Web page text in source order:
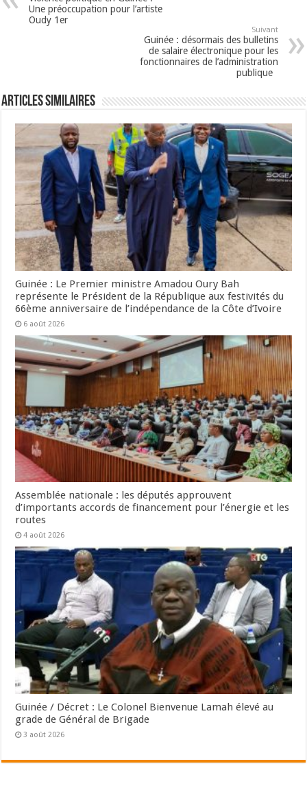
Une préoccupation pour l’artiste
Oudy 1er
Suivant
Guinée : désormais des bulletins
de salaire électronique pour les
fonctionnaires de l’administration
publique
Articles Similaires
Guinée : Le Premier ministre Amadou Oury Bah
représente le Président de la République aux festivités du
66ème anniversaire de l’indépendance de la Côte d’Ivoire
6 août 2026
Assemblée nationale : les députés approuvent
d’importants accords de financement pour l’énergie et les
routes
4 août 2026
Guinée / Décret : Le Colonel Bienvenue Lamah élevé au
grade de Général de Brigade
3 août 2026